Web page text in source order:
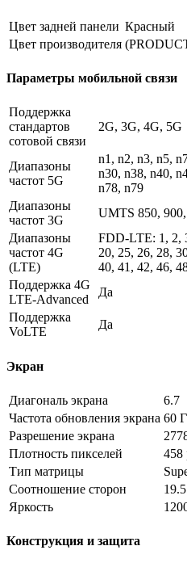
Цвет задней панели Красный
Цвет производителя
Параметры мобильной связи
Поддержка
стандартов
сотовой связи
2G, 3G, 4G, 5G
Диапазоны
частот 5G
n1, n2, n3, n5,
n30, n38, n40,
n78, n79
Диапазоны
частот 3G
UMTS 850,
Диапазоны
частот 4G
(LTE)
FDD-LTE: 1, 2,
20, 25, 26, 28,
40, 41, 42, 46,
Поддержка 4G
LTE-Advanced
Да
Поддержка
VoLTE
Да
Экран
Диагональ экрана
6.7
Частота обновления экрана 60
Разрешение экрана
Плотность пикселей
458
Тип матрицы
Соотношение сторон
Яркость
Конструкция и защита